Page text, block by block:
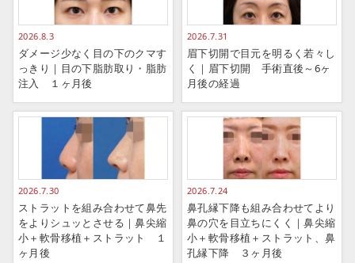
2026.8.3
ダメージ少なく目の下のクマす
っきり｜目の下脂肪取り・脂肪
注入 １ヶ月後
2026.7.31
眉下切開で目元を明るく若々し
く｜眉下切開 手術直後～6ヶ
月後の経過
2026.7.30
ストラットを組み合わせて鼻先
をよりシュッとさせる｜鼻尖縮
小＋軟骨移植＋ストラット １
ヶ月後
2026.7.24
鼻孔縁下降も組み合わせてより
鼻の穴を目立ちにくく｜鼻尖縮
小＋軟骨移植＋ストラット、鼻
孔縁下降 ３ヶ月後